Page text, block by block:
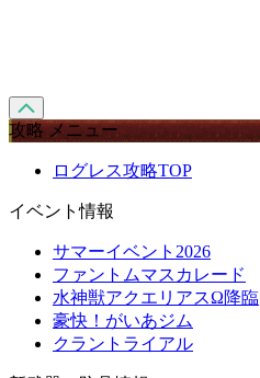
攻略 メニュー
ログレス攻略TOP
イベント情報
サマーイベント2026
ファントムマスカレード
水神獣アクエリアスΩ降臨
豪快！がいあジム
クラントライアル